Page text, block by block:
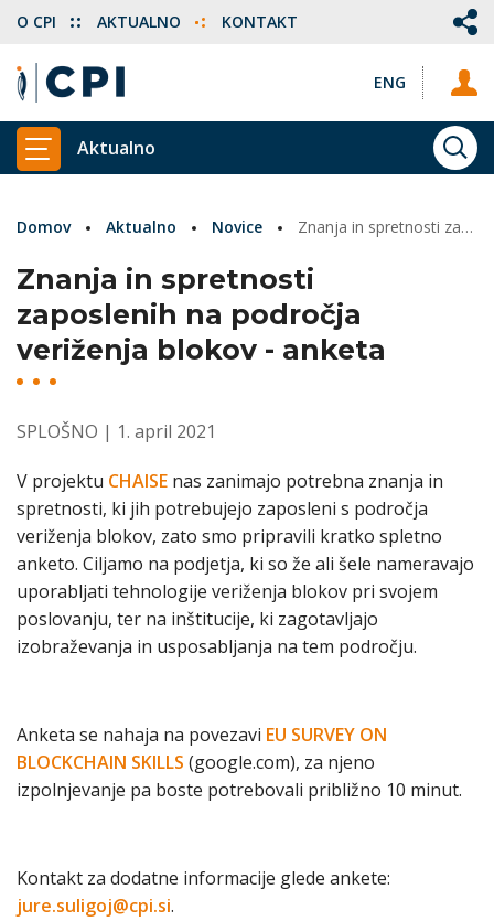
ENG
O CPI AKTUALNO KONTAKT
PRIKAŽI GLAVNI MENI
Aktualno
Domov Aktualno Novice Znanja in spretnosti zaposlenih na področja veriženja blokov - anketa
Znanja in spretnosti
zaposlenih na področja
veriženja blokov - anketa
SPLOŠNO | 1. april 2021
V projektu CHAISE nas zanimajo potrebna znanja in
spretnosti, ki jih potrebujejo zaposleni s področja
veriženja blokov, zato smo pripravili kratko spletno
anketo. Ciljamo na podjetja, ki so že ali šele nameravajo
uporabljati tehnologije veriženja blokov pri svojem
poslovanju, ter na inštitucije, ki zagotavljajo
izobraževanja in usposabljanja na tem področju.
Anketa se nahaja na povezavi EU SURVEY ON
BLOCKCHAIN SKILLS (google.com), za njeno
izpolnjevanje pa boste potrebovali približno 10 minut.
Kontakt za dodatne informacije glede ankete:
jure.suligoj@cpi.si.